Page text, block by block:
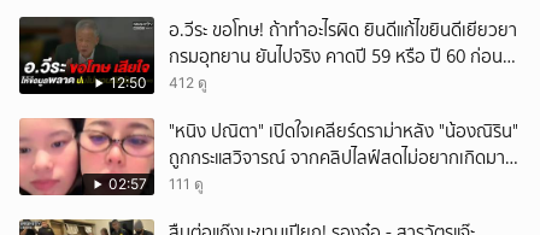
12:50
อ.วีระ ขอโทษ! ถ้าทำอะไรผิด ยินดีแก้ไขยินดีเยียวยา
กรมอุทยาน ยันไปจริง คาดปี 59 หรือ ปี 60 ก่อน
ปิดให้พัก
412 ดู
02:57
"หนิง ปณิตา" เปิดใจเคลียร์ดราม่าหลัง "น้องณิริน"
ถูกกระแสวิจารณ์ จากคลิปไลฟ์สดไม่อยากเกิดมา
หน้าเหมือนพ่อ
111 ดู